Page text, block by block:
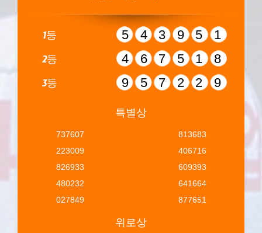
1등 543951
2등 467518
3등 957229
특별상
737607
223009
826933
480232
027849
813683
406716
609393
641664
877651
위로상